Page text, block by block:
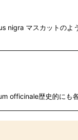
nigra マスカットのよ
officinale歴史的にも